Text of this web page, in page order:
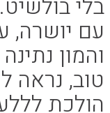
בלי בולשיט.
עם יושרה,
והמון
טוב, נראה
הולכת